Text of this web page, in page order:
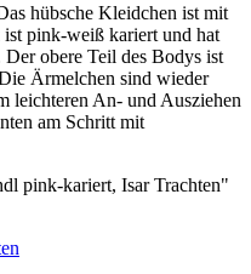
hübsche Kleidchen ist mit
ist pink-weiß kariert und hat
Der obere Teil des Bodys ist
Ärmelchen sind wieder
leichteren An- und Ausziehen
am Schritt mit
pink-kariert, Isar Trachten"